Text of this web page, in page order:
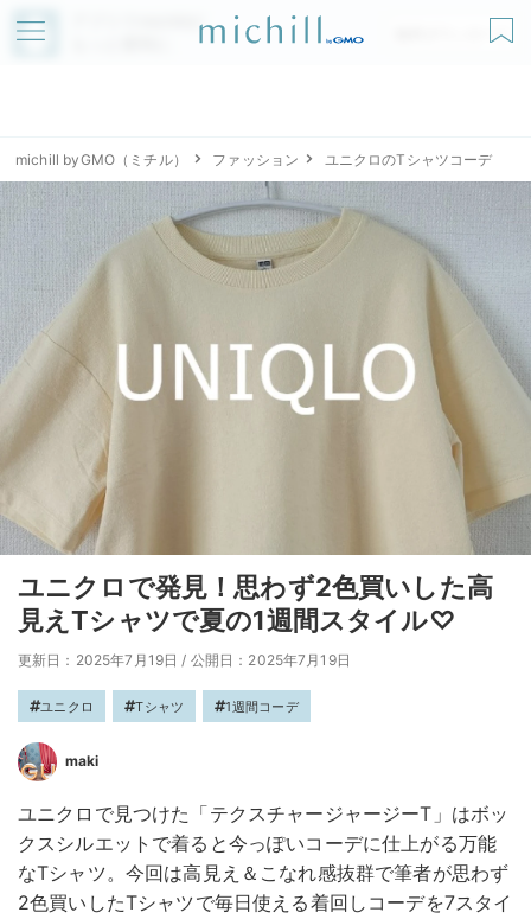
アプリでmichillが
無料ダウンロード
michill byGMO（ミチル） ファッション ユニクロのTシャツコーデ
ユニクロで発見！思わず2色買いした高
見えTシャツで夏の1週間スタイル♡
更新日：2025年7月19日 / 公開日：2025年7月19日
ユニクロ Tシャツ 1週間コーデ
maki
ユニクロで見つけた「テクスチャージャージーT」はボッ
クスシルエットで着ると今っぽいコーデに仕上がる万能
なTシャツ。今回は高見え＆こなれ感抜群で筆者が思わず
2色買いしたTシャツで毎日使える着回しコーデを7スタイ